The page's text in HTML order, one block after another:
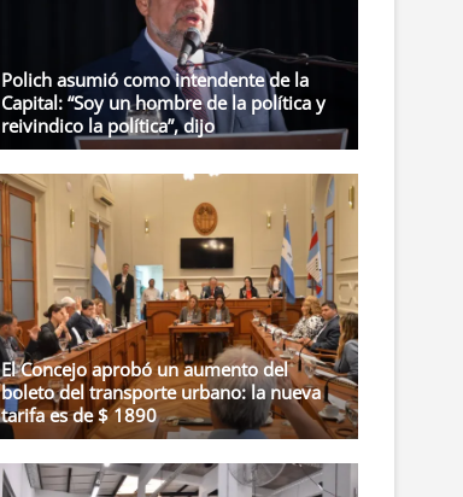
Polich asumió como intendente de la
Capital: “Soy un hombre de la política y
reivindico la política”, dijo
El Concejo aprobó un aumento del
boleto del transporte urbano: la nueva
tarifa es de $ 1890